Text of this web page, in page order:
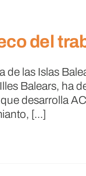
del
de las Islas
Balears, ha
desarrolla
[...]